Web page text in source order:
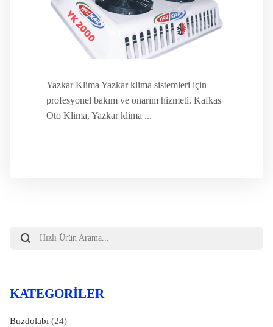
Yazkar Klima Yazkar klima sistemleri için
profesyonel bakım ve onarım hizmeti. Kafkas
Oto Klima, Yazkar klima ...
search
KATEGORILER
Buzdolabı(24)